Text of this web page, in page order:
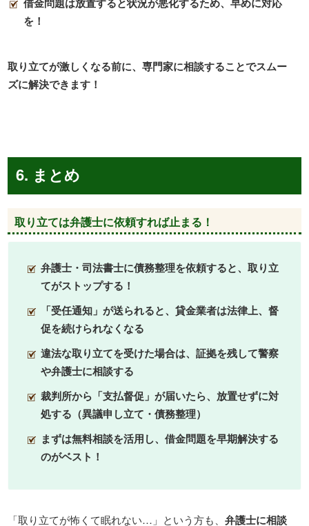
を！
取り立てが激しくなる前に、専門家に相談することでスムー
ズに解決できます！
6. まとめ
取り立ては弁護士に依頼すれば止まる！
弁護士・司法書士に債務整理を依頼すると、取り立
てがストップする！
「受任通知」が送られると、貸金業者は法律上、督
促を続けられなくなる
違法な取り立てを受けた場合は、証拠を残して警察
や弁護士に相談する
裁判所から「支払督促」が届いたら、放置せずに対
処する（異議申し立て・債務整理）
まずは無料相談を活用し、借金問題を早期解決する
のがベスト！
「取り立てが怖くて眠れない…」という方も、弁護士に相談